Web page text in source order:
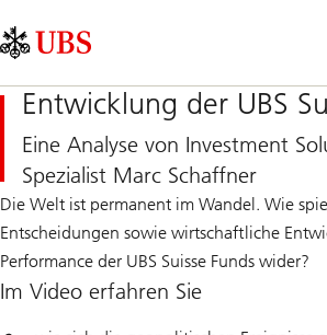
Links
Area
Entwicklung der UBS
Eine Analyse von Investment
Spezialist Marc Schaffner
Die Welt ist permanent im Wandel. Wie
Entscheidungen sowie wirtschaftliche
Performance der UBS Suisse Funds wider?
Im Video erfahren Sie